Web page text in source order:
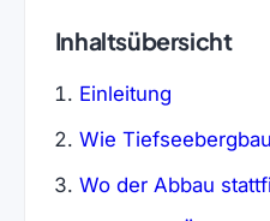
Inhaltsübersicht
Einleitung
Wie
Wo der Abbau